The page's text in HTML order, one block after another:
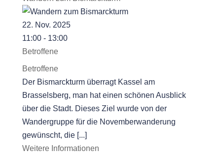
22. Nov. 2025
11:00 - 13:00
Betroffene
Betroffene
Der Bismarckturm überragt Kassel am
Brasselsberg, man hat einen schönen Ausblick
über die Stadt. Dieses Ziel wurde von der
Wandergruppe für die Novemberwanderung
gewünscht, die [...]
Weitere Informationen